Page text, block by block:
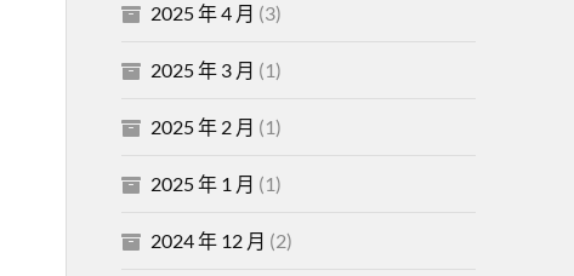
2025 年 4 月 (3)
2025 年 3 月 (1)
2025 年 2 月 (1)
2025 年 1 月 (1)
2024 年 12 月 (2)